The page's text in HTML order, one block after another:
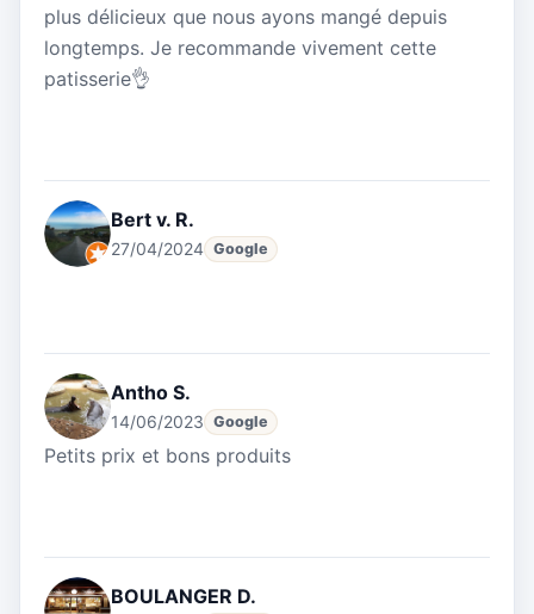
plus délicieux que nous ayons mangé depuis
longtemps. Je recommande vivement cette
patisserie👌
Bert v. R.
27/04/2024 Google
Antho S.
14/06/2023 Google
Petits prix et bons produits
BOULANGER D.